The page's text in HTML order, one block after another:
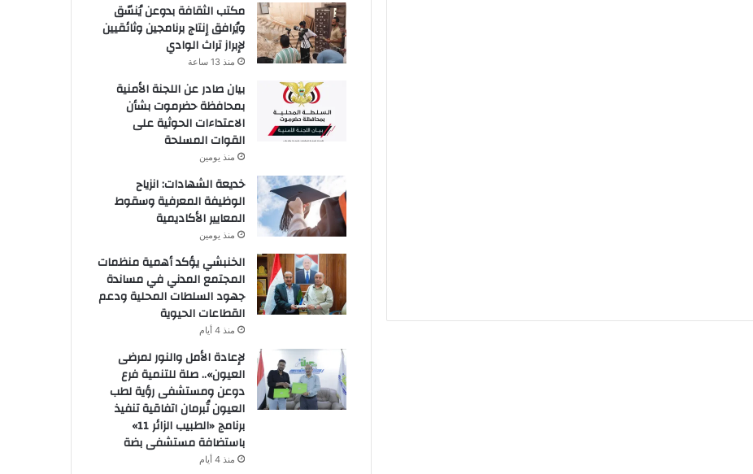
مكتب الثقافة بدوعن يُنسّق
ويُرافق إنتاج برنامجين وثائقيين
لإبراز تراث الوادي
منذ 13 ساعة
بيان صادر عن اللجنة الأمنية
بمحافظة حضرموت بشأن
الاعتداءات الحوثية على
القوات المسلحة
منذ يومين
خديعة الشهادات: انزياح
الوظيفة المعرفية وسقوط
المعايير الأكاديمية
منذ يومين
الخنبشي يؤكد أهمية منظمات
المجتمع المدني في مساندة
جهود السلطات المحلية ودعم
القطاعات الحيوية
منذ 4 أيام
لإعادة الأمل والنور لمرضى
العيون».. صلة للتنمية فرع
دوعن ومستشفى رؤية لطب
العيون تُبرمان اتفاقية تنفيذ
برنامج «الطبيب الزائر 11»
باستضافة مستشفى بضة
منذ 4 أيام